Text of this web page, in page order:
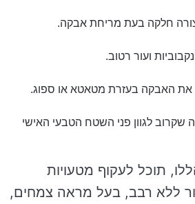
חלקה בעת מריחת אבקה.
ועור רטוב.
את האבקה בעזרת מטאטא או ספוג.
שקרוב לגוון פני השטח הטבעי האישי
תוכל לעקוף מטעויות
ללא רבב, בעל מראה צמחים,